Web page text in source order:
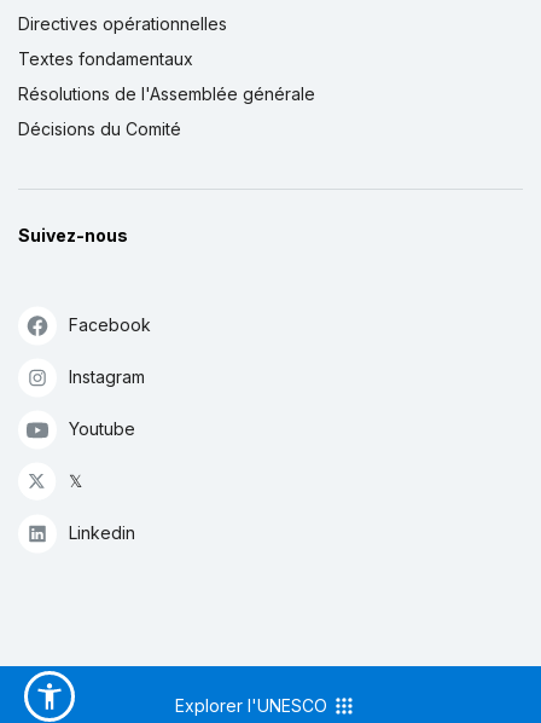
Directives opérationnelles
Textes fondamentaux
Résolutions de l'Assemblée générale
Décisions du Comité
Suivez-nous
Facebook
Instagram
Youtube
𝕏
Linkedin
Explorer l'UNESCO